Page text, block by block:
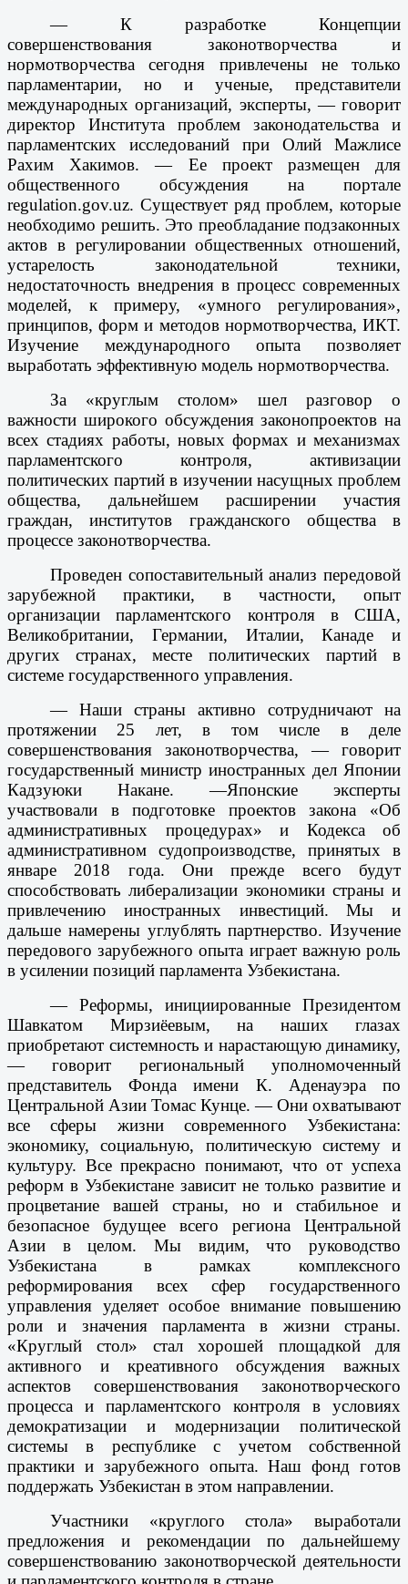
— К разработке Концепции
совершенствования законотворчества и
нормотворчества сегодня привлечены не только
парламентарии, но и ученые, представители
международных организаций, эксперты, — говорит
директор Института проблем законодательства и
парламентских исследований при Олий Мажлисе
Рахим Хакимов. — Ее проект размещен для
общественного обсуждения на портале
regulation.gov.uz. Существует ряд проблем, которые
необходимо решить. Это преобладание подзаконных
актов в регулировании общественных отношений,
устарелость законодательной техники,
недостаточность внедрения в процесс современных
моделей, к примеру, «умного регулирования»,
принципов, форм и методов нормотворчества, ИКТ.
Изучение международного опыта позволяет
выработать эффективную модель нормо­творчества.
За «круглым столом» шел разговор о
важности широкого обсуждения законопроектов на
всех стадиях работы, новых формах и ­механизмах
парламентского контроля, активизации
политических партий в изучении насущных ­проблем
общества, дальнейшем расширении участия
граждан, институтов гражданского общества в
процессе законотворчества.
Проведен сопоставительный анализ передовой
зарубежной практики, в частности, опыт
организации парламентского контроля в США,
Великобритании, Германии, Италии, Канаде и
других странах, месте политических партий в
системе государственного управления.
— Наши страны активно сотрудничают на
протяжении 25 лет, в том числе в деле
совершенствования законотворчества, — говорит
государственный министр иностранных дел Японии
Кадзуюки Накане. —Японские эксперты
участвовали в подготовке проектов закона «Об
административных процедурах» и Кодекса об
административном судопроизводстве, принятых в
январе 2018 года. Они прежде всего будут
способствовать либерализации экономики страны и
привлечению иностранных инвестиций. Мы и
дальше намерены углублять партнерство. Изучение
передового зарубежного опыта играет важную роль
в усилении позиций парламента Узбекистана.
— Реформы, инициированные Президентом
Шавкатом Мирзиёевым, на наших глазах
приобретают системность и нарастающую динамику,
— говорит региональный уполномоченный
представитель Фонда имени К. Аденауэра по
Центральной Азии Томас Кунце. — Они охватывают
все сферы жизни современного Узбекистана:
экономику, социальную, политическую систему и
культуру. Все прекрасно понимают, что от успеха
реформ в Узбекистане зависит не только развитие и
процветание вашей страны, но и стабильное и
безопасное будущее всего региона Центральной
Азии в целом. Мы видим, что руководство
Узбекистана в рамках комплексного
реформирования всех сфер государственного
управления уделяет особое внимание повышению
роли и значения парламента в жизни страны.
«Круглый стол» стал хорошей площадкой для
активного и креативного обсуждения важных
аспектов совершенствования законотворческого
процесса и парламентского контроля в условиях
демократизации и модернизации политической
системы в республике с учетом собственной
практики и зарубежного опыта. Наш фонд готов
поддержать Узбекистан в этом направлении.
Участники «круглого стола» выработали
предложения и рекомендации по дальнейшему
совершенствованию законотворческой деятельности